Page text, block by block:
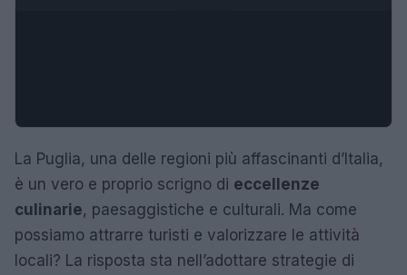
La Puglia, una delle regioni più affascinanti d’Italia,
è un vero e proprio scrigno di eccellenze
culinarie, paesaggistiche e culturali. Ma come
possiamo attrarre turisti e valorizzare le attività
locali? La risposta sta nell’adottare strategie di